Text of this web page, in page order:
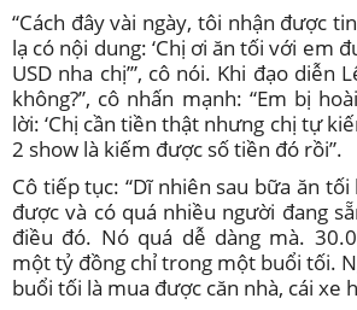
“Cách đây vài ngày, tôi nhận được
lạ có nội dung: ‘Chị ơi ăn tối với em
USD nha chị’”, cô nói. Khi đạo diễn
không?”, cô nhấn mạnh: “Em bị
lời: ‘Chị cần tiền thật nhưng chị tự
2 show là kiếm được số tiền đó rồi”.
Cô tiếp tục: “Dĩ nhiên sau bữa ăn
được và có quá nhiều người đang
điều đó. Nó quá dễ dàng mà.
một tỷ đồng chỉ trong một buổi tối.
buổi tối là mua được căn nhà, cái xe